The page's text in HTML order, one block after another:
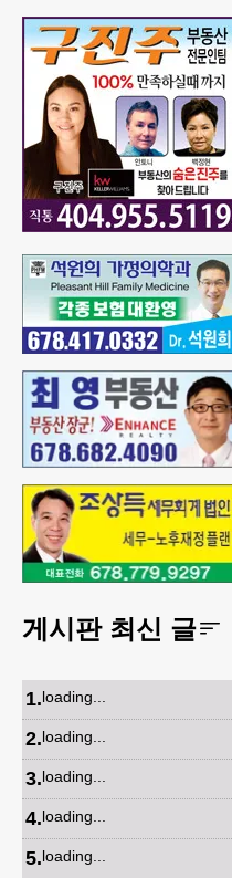
게시판 최신 글
1.loading...
2.loading...
3.loading...
4.loading...
5.loading...